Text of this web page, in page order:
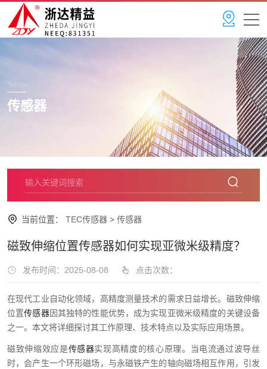
Sensor
传感器
当前位置： TEC传感器 > 传感器
磁致伸缩位置传感器如何实现亚微米级精度？
发布时间：2025-08-08 点击次数：
在现代工业自动化领域，高精度测量技术的需求日益增长。磁致伸缩
位置传感器因其独特的性能优势，成为实现亚微米级精度的关键设备
之一。本文将详细探讨其工作原理、技术特点以及实际应用场景。
磁致伸缩效应是传感器实现高精度的核心原理。当电流通过波导丝
时，会产生一个环形磁场，与永磁铁产生的轴向磁场相互作用，引发